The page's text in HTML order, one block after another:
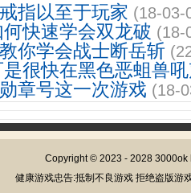
指以至于玩家 (18-03-
快速学会双龙破 (18-
你学会战士断岳斩
很快在黑色恶蛆兽
章号这一次游戏 (18-
Copyright © 2023 - 2028 3000ok
健康游戏忠告:抵制不良游戏 拒绝盗版游